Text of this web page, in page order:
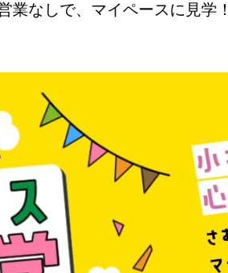
業なしで、マイペースに見学